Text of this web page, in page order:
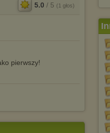
5.0 / 5 (1 głos)
pierwszy!